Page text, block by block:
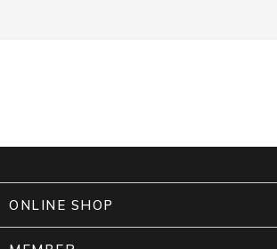
ONLINE SHOP